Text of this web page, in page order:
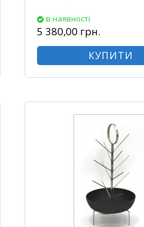
в наявності
5 380,00 грн.
КУПИТИ